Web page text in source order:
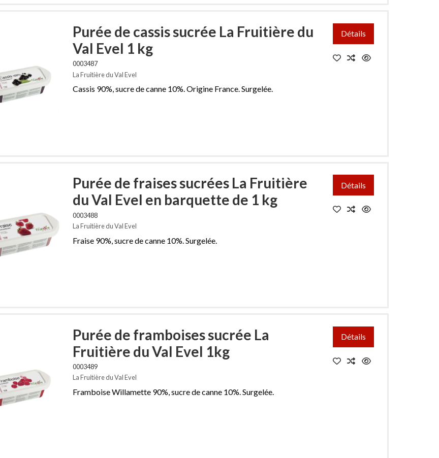
Purée de cassis sucrée La Fruitière du
Val Evel 1 kg
0003487
La Fruitière du Val Evel
Cassis 90%, sucre de canne 10%. Origine France. Surgelée.
Détails
Purée de fraises sucrées La Fruitière
du Val Evel en barquette de 1 kg
0003488
La Fruitière du Val Evel
Fraise 90%, sucre de canne 10%. Surgelée.
Détails
Purée de framboises sucrée La
Fruitière du Val Evel 1kg
0003489
La Fruitière du Val Evel
Framboise Willamette 90%, sucre de canne 10%. Surgelée.
Détails